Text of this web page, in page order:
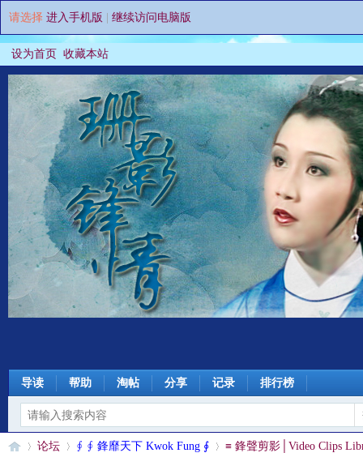
请选择 进入手机版 继续访问电脑版
设为首页 收藏本站
导读 帮助 淘帖 分享 记录 排行榜
论坛 ∮ ∮ 鋒靡天下 Kwok Fung ∮ ≡ 鋒聲剪影│Video Clips